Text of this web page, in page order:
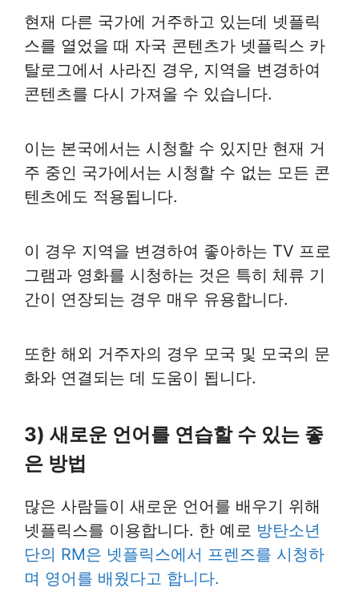
현재 다른 국가에 거주하고 있는데 넷플릭
스를 열었을 때 자국 콘텐츠가 넷플릭스 카
탈로그에서 사라진 경우, 지역을 변경하여
콘텐츠를 다시 가져올 수 있습니다.
이는 본국에서는 시청할 수 있지만 현재 거
주 중인 국가에서는 시청할 수 없는 모든 콘
텐츠에도 적용됩니다.
이 경우 지역을 변경하여 좋아하는 TV 프로
그램과 영화를 시청하는 것은 특히 체류 기
간이 연장되는 경우 매우 유용합니다.
또한 해외 거주자의 경우 모국 및 모국의 문
화와 연결되는 데 도움이 됩니다.
3) 새로운 언어를 연습할 수 있는 좋
은 방법
많은 사람들이 새로운 언어를 배우기 위해
넷플릭스를 이용합니다. 한 예로 방탄소년
단의 RM은 넷플릭스에서 프렌즈를 시청하
며 영어를 배웠다고 합니다.